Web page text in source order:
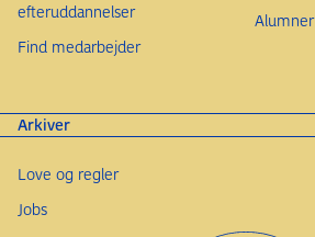
efteruddannelser
Find medarbejder
Alumner
Arkiver
Love og regler
Jobs